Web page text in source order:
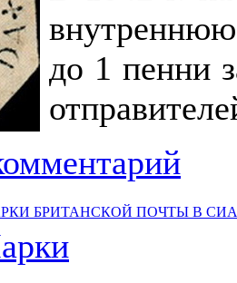
до 1 пенни
БРИТАНСКОЙ ПОЧТЫ В